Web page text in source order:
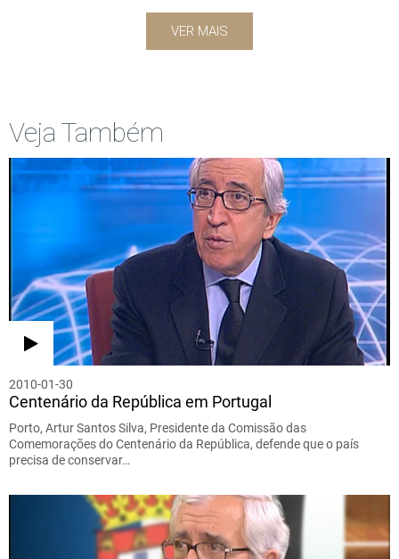
VER MAIS
Veja Também
2010-01-30
Centenário da República em Portugal
Porto, Artur Santos Silva, Presidente da Comissão das
Comemorações do Centenário da República, defende que o país
precisa de conservar…